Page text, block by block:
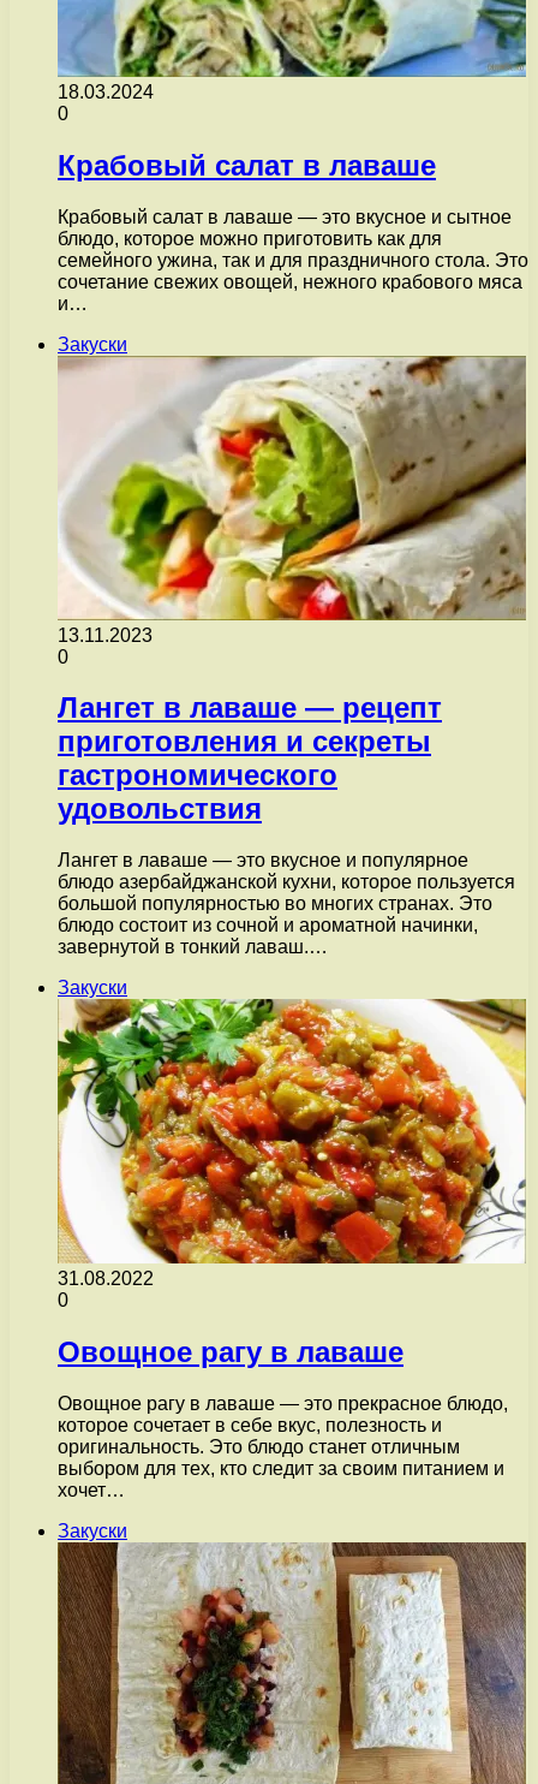
18.03.2024
0
Крабовый салат в лаваше
Крабовый салат в лаваше — это вкусное и сытное
блюдо, которое можно приготовить как для
семейного ужина, так и для праздничного стола. Это
сочетание свежих овощей, нежного крабового мяса
и…
Закуски
13.11.2023
0
Лангет в лаваше — рецепт
приготовления и секреты
гастрономического
удовольствия
Лангет в лаваше — это вкусное и популярное
блюдо азербайджанской кухни, которое пользуется
большой популярностью во многих странах. Это
блюдо состоит из сочной и ароматной начинки,
завернутой в тонкий лаваш.…
Закуски
31.08.2022
0
Овощное рагу в лаваше
Овощное рагу в лаваше — это прекрасное блюдо,
которое сочетает в себе вкус, полезность и
оригинальность. Это блюдо станет отличным
выбором для тех, кто следит за своим питанием и
хочет…
Закуски